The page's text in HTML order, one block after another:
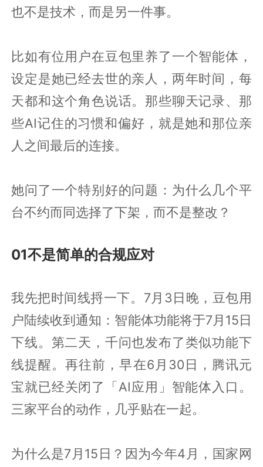
也不是技术，而是另一件事。
比如有位用户在豆包里养了一个智能体，
设定是她已经去世的亲人，两年时间，每
天都和这个角色说话。那些聊天记录、那
些AI记住的习惯和偏好，就是她和那位亲
人之间最后的连接。
她问了一个特别好的问题：为什么几个平
台不约而同选择了下架，而不是整改？
01不是简单的合规应对
我先把时间线捋一下。7月3日晚，豆包用
户陆续收到通知：智能体功能将于7月15日
下线。第二天，千问也发布了类似功能下
线提醒。再往前，早在6月30日，腾讯元
宝就已经关闭了「AI应用」智能体入口。
三家平台的动作，几乎贴在一起。
为什么是7月15日？因为今年4月，国家网